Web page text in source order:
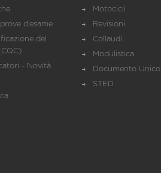
d’esame
del
- Novità
Motocicli
Revisioni
Collaudi
Modulistica
Documento Unico
STED